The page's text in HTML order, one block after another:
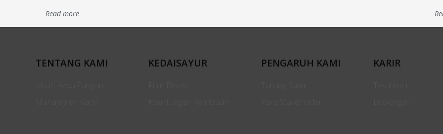
Read more
TENTANG KAMI KEDAISAYUR PENGARUH KAMI KARIR